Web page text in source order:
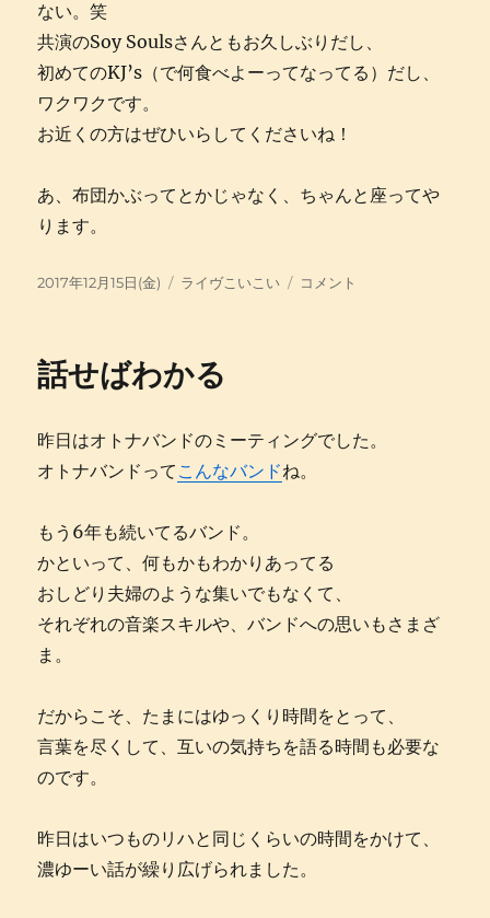
ない。笑
共演のSoy Soulsさんともお久しぶりだし、
初めてのKJ’s（で何食べよーってなってる）だし、
ワクワクです。
お近くの方はぜひいらしてくださいね！
あ、布団かぶってとかじゃなく、ちゃんと座ってや
ります。
投
2017年12月15日(金)
カ
ー
ライヴこいこい
師
に
コメント
話せばわかる
昨日はオトナバンドのミーティングでした。
オトナバンドって こんなバンドね。
もう6年も続いてるバンド。
かといって、何もかもわかりあってる
おしどり夫婦のような集いでもなくて、
それぞれの音楽スキルや、バンドへの思いもさまざ
ま。
だからこそ、たまにはゆっくり時間をとって、
言葉を尽くして、互いの気持ちを語る時間も必要な
のです。
昨日はいつものリハと同じくらいの時間をかけて、
濃ゆーい話が繰り広げられました。